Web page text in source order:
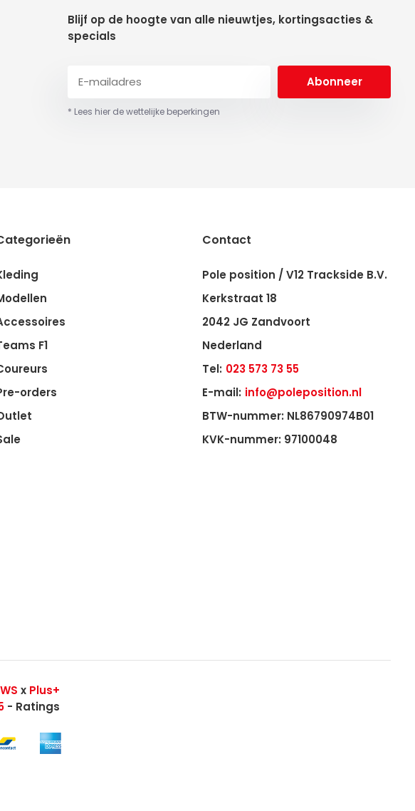
Blijf op de hoogte van alle nieuwtjes, kortingsacties &
specials
Abonneer
* Lees hier de wettelijke beperkingen
F1
orders
Contact
Pole position / V12 Trackside B.V.
Kerkstraat 18
2042 JG Zandvoort
Nederland
Tel: 023 573 73 55
E-mail: info@poleposition.nl
BTW-nummer: NL86790974B01
KVK-nummer: 97100048
x Plus+
- Ratings